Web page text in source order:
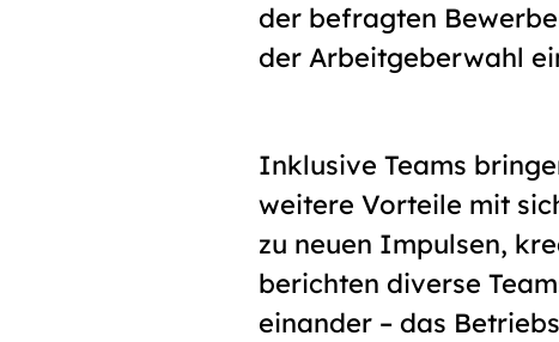
der befragten
der Arbeitgeberwahl
Inklusive Teams
weitere Vorteile mit
zu neuen Impulsen,
berichten diverse
ein­ander – das